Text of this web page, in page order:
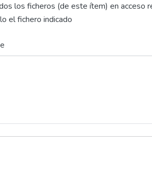
los ficheros (de este ítem) en acceso
el fichero indicado